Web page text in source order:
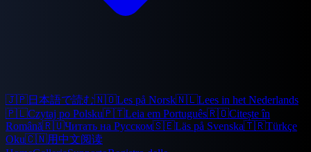
🇯🇵日本語で読む🇳🇴Les på Norsk🇳🇱Lees in het Nederlands
🇵🇱Czytaj po Polsku🇵🇹Leia em Português🇷🇴Citește în
Română🇷🇺Читать на Русском🇸🇪Läs på Svenska🇹🇷Türkçe
Oku🇨🇳用中文阅读